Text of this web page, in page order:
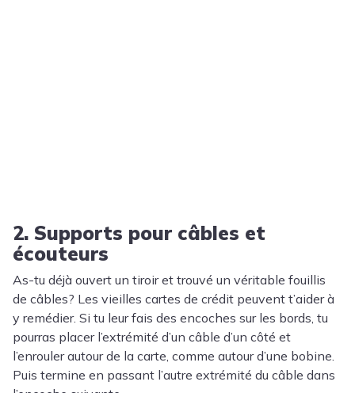
2. Supports pour câbles et
écouteurs
As-tu déjà ouvert un tiroir et trouvé un véritable fouillis
de câbles? Les vieilles cartes de crédit peuvent t’aider à
y remédier. Si tu leur fais des encoches sur les bords, tu
pourras placer l’extrémité d’un câble d’un côté et
l’enrouler autour de la carte, comme autour d’une bobine.
Puis termine en passant l’autre extrémité du câble dans